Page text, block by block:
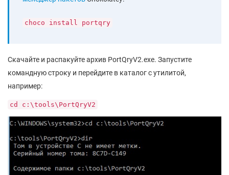
choco install portqry
Скачайте и распакуйте архив PortQryV2.exe. Запустите
командную строку и перейдите в каталог с утилитой,
например:
cd c:\tools\PortQryV2